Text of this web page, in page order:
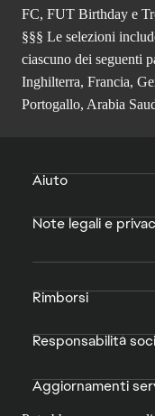
FC, FUT Birthday e
§§§ Le selezioni
ciascuno dei seguenti
Inghilterra, Francia,
Portogallo, Arabia
Aiuto
Note legali e
Rimborsi
Responsabilità
Aggiornamenti